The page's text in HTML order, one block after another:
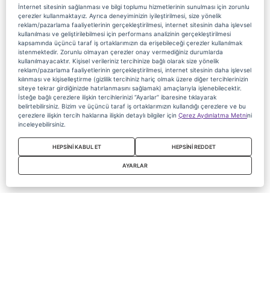
İnternet sitesinin sağlanması ve bilgi toplumu hizmetlerinin sunulması için zorunlu
çerezler kullanmaktayız. Ayrıca deneyiminizin iyileştirilmesi, size yönelik
reklam/pazarlama faaliyetlerinin gerçekleştirilmesi, internet sitesinin daha işlevsel
kullanılması ve geliştirilebilmesi için performans analizinin gerçekleştirilmesi
kapsamında üçüncü taraf iş ortaklarımızın da erişebileceği çerezler kullanılmak
istenmektedir. Zorunlu olmayan çerezler onay vermediğiniz durumlarda
kullanılmayacaktır. Kişisel verileriniz tercihinize bağlı olarak size yönelik
reklam/pazarlama faaliyetlerinin gerçekleştirilmesi, internet sitesinin daha işlevsel
kılınması ve kişiselleştirme (gizlilik tercihiniz hariç olmak üzere diğer tercihlerinizin
siteye tekrar girdiğinizde hatırlanmasını sağlamak) amaçlarıyla işlenebilecektir.
İsteğe bağlı çerezlere ilişkin tercihlerinizi “Ayarlar” ibaresine tıklayarak
belirtebilirsiniz. Bizim ve üçüncü taraf iş ortaklarımızın kullandığı çerezlere ve bu
çerezlere ilişkin tercih haklarına ilişkin detaylı bilgiler için Çerez Aydınlatma Metnini
inceleyebilirsiniz.
HEPSİNİ KABUL ET HEPSİNİ REDDET
AYARLAR